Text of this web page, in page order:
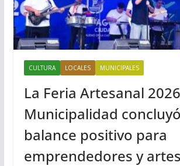
CULTURA LOCALES MUNICIPALES
La Feria Artesanal
Municipalidad
balance positivo para
emprendedores y